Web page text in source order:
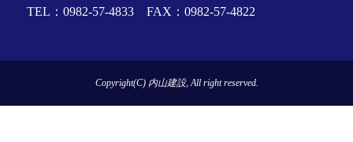
TEL：0982-57-4833 FAX：0982-57-4822
Copyright(C) 内山建設, All right reserved.